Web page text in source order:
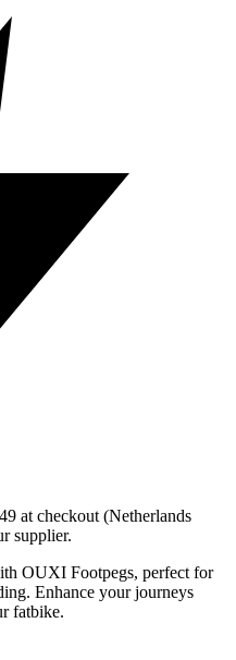
at checkout (Netherlands
supplier.
OUXI Footpegs, perfect for
Enhance your journeys
fatbike.